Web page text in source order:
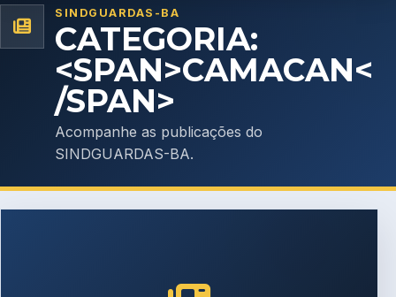
SINDGUARDAS-BA
CATEGORIA:
<SPAN>CAMACAN<
/SPAN>
Acompanhe as publicações do
SINDGUARDAS-BA.